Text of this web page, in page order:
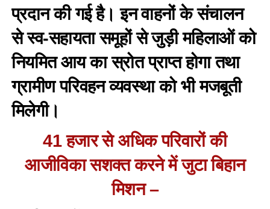
प्रदान की गई है। इन वाहनों के संचालन
से स्व-सहायता समूहों से जुड़ी महिलाओं को
नियमित आय का स्रोत प्राप्त होगा तथा
ग्रामीण परिवहन व्यवस्था को भी मजबूती
मिलेगी।
41 हजार से अधिक परिवारों की
आजीविका सशक्त करने में जुटा बिहान
मिशन –